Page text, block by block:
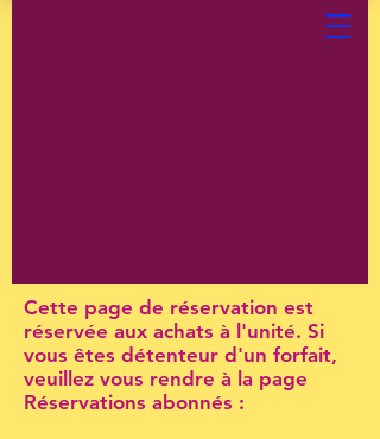
Cette page de réservation est
réservée aux achats à l'unité. Si
vous êtes détenteur d'un forfait,
veuillez vous rendre à la page
Réservations abonnés :